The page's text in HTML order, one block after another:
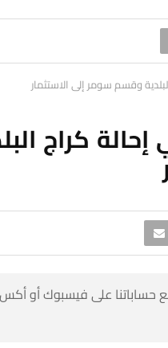
وقسم سومر إلى الاستثمار
كراج
حساباتنا على فيسبوك أو أكس